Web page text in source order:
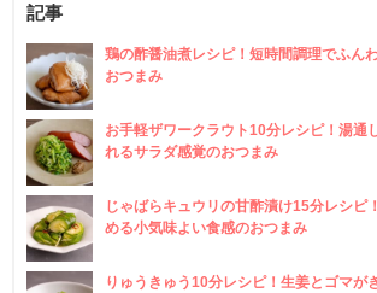
記事
鶏の酢醤油煮レシピ！短時間調理でふん
おつまみ
お手軽ザワークラウト10分レシピ！湯通
れるサラダ感覚のおつまみ
じゃばらキュウリの甘酢漬け15分レシピ
める小気味よい食感のおつまみ
りゅうきゅう10分レシピ！生姜とゴマが